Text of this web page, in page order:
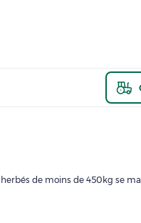
herbés de moins de 450kg se